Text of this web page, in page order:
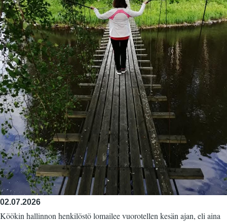
02.07.2026
Köökin hallinnon henkilöstö lomailee vuorotellen kesän ajan, eli aina